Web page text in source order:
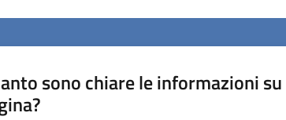
sono chiare le informazioni